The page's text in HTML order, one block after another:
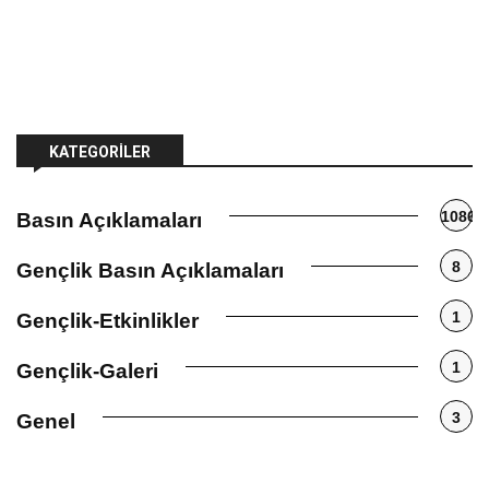
KATEGORILER
Basın Açıklamaları 1086
Gençlik Basın Açıklamaları 8
Gençlik-Etkinlikler 1
Gençlik-Galeri 1
Genel 3